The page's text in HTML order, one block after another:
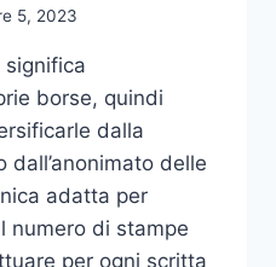
5, 2023
significa
borse, quindi
dalla
dall’anonimato delle
adatta per
numero di stampe
per ogni scritta